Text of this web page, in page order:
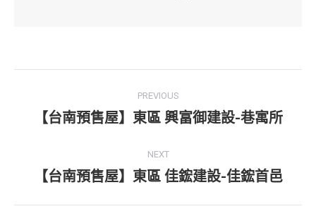
navigation
PREVIOUS
Previous
【台南預售屋】東區 興富御建設-巷寓所
NEXT
Next
【台南預售屋】東區 佳鋐建設-佳鋐首邑